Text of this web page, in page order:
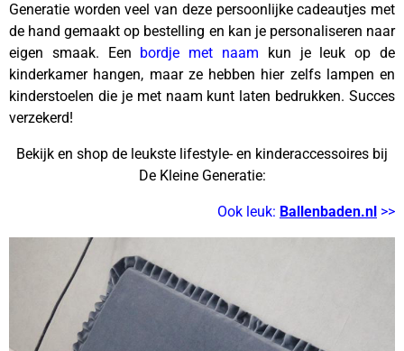
Generatie worden veel van deze persoonlijke cadeautjes met
de hand gemaakt op bestelling en kan je personaliseren naar
eigen smaak. Een bordje met naam kun je leuk op de
kinderkamer hangen, maar ze hebben hier zelfs lampen en
kinderstoelen die je met naam kunt laten bedrukken. Succes
verzekerd!
Bekijk en shop de leukste lifestyle- en kinderaccessoires bij
De Kleine Generatie:
Ook leuk: Ballenbaden.nl >>